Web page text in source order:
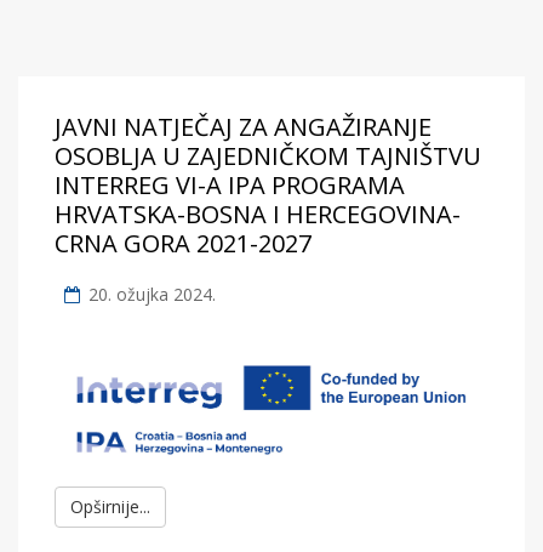
JAVNI NATJEČAJ ZA ANGAŽIRANJE
OSOBLJA U ZAJEDNIČKOM TAJNIŠTVU
INTERREG VI-A IPA PROGRAMA
HRVATSKA-BOSNA I HERCEGOVINA-
CRNA GORA 2021-2027
20. ožujka 2024.
Opširnije...